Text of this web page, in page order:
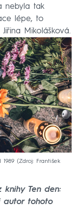
nebyla tak
lépe, to
Mikolášková.
Zdroj: František
knihy Ten den:
autor tohoto